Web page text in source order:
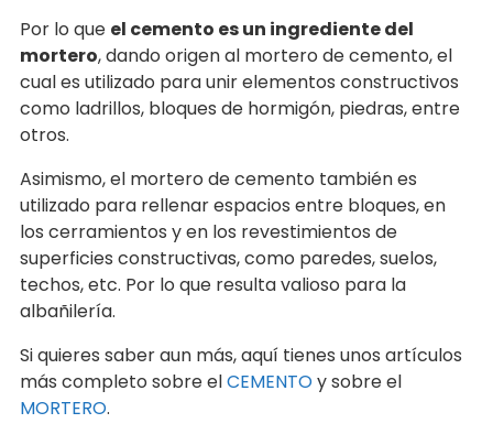
Por lo que el cemento es un ingrediente del
mortero, dando origen al mortero de cemento, el
cual es utilizado para unir elementos constructivos
como ladrillos, bloques de hormigón, piedras, entre
otros.
Asimismo, el mortero de cemento también es
utilizado para rellenar espacios entre bloques, en
los cerramientos y en los revestimientos de
superficies constructivas, como paredes, suelos,
techos, etc. Por lo que resulta valioso para la
albañilería.
Si quieres saber aun más, aquí tienes unos artículos
más completo sobre elCEMENTOy sobre el
MORTERO.